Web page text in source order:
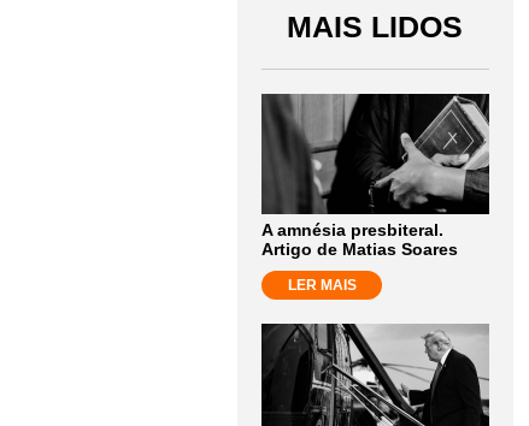
MAIS LIDOS
A amnésia presbiteral.
Artigo de Matias Soares
LER MAIS